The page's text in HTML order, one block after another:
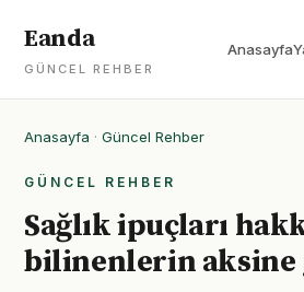
Eanda
GÜNCEL REHBER
Anasayfa
Anasayfa · Güncel Rehber
GÜNCEL REHBER
Sağlık ipuçları
bilinenlerin aksine